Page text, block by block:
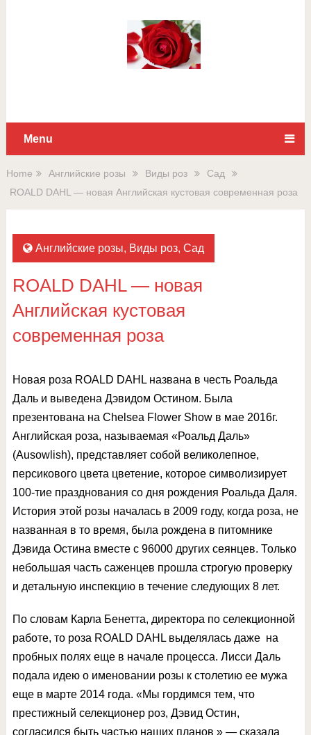
Menu
Home Английские розы Виды роз
Сад
ROALD DAHL — новая Английская кустовая современная роза
Английские розы, Виды роз, Сад
ROALD DAHL — новая
Английская кустовая
современная роза
Новая роза ROALD DAHL названа в честь Роальда
Даль и выведена Дэвидом Остином. Была
презентована на Chelsea Flower Show в мае 2016г.
Английская роза, называемая «Роальд Даль»
(Ausowlish), представляет собой великолепное,
персикового цвета цветение, которое символизирует
100-тие празднования со дня рождения Роальда Даля.
История этой розы началась в 2009 году, когда роза, не
названная в то время, была рождена в питомнике
Дэвида Остина вместе с 96000 других сеянцев. Только
небольшая часть саженцев прошла строгую проверку
и детальную инспекцию в течение следующих 8 лет.
По словам Карла Бенетта, директора по селекционной
работе, то роза ROALD DAHL выделялась даже на
пробных полях еще в начале процесса. Лисси Даль
подала идею о именовании розы к столетию ее мужа
еще в марте 2014 года. «Мы гордимся тем, что
престижный селекционер роз, Дэвид Остин,
согласился быть частью наших планов » — сказала
Для любых предложений по
сайту: rossad12@cp9.ru